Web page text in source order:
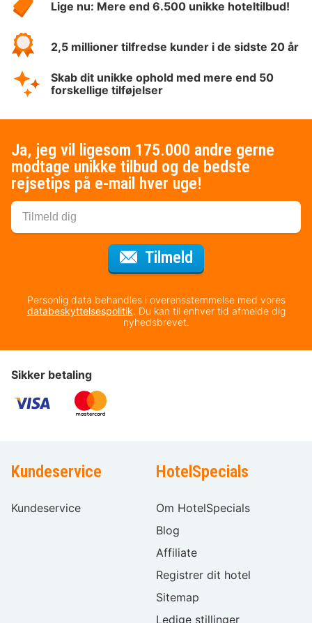
Lige nu: Mere end 6.500 unikke hoteltilbud!
2,5 millioner tilfredse kunder i de sidste 20 år
Skab dit unikke ophold med mere end 50
forskellige tilføjelser
Ja, jeg vil ligesom 175.000 andre gerne
modtage unikke tilbud og de bedste
rejsetips på e-mail hver uge!
Tilmeld
Personlig data behandles i overensstemmelse med vores
databeskyttelsespolitik. Du kan til enhver tid afmelde dig
nyhedsbrevet.
Sikker betaling
Kundeservice
Kundeservice
HotelSpecials
Om HotelSpecials
Blog
Affiliate
Registrer dit hotel
Sitemap
Ledige stillinger